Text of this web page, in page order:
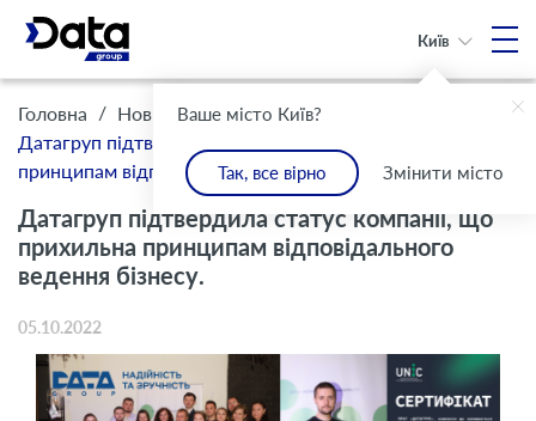
Ваше місто Київ?
Так, все вірно Змінити місто
Київ
Головна / Новини /
Датагруп підтвердила статус компанії, що прихильна
принципам відповідального ведення бізнесу.
Датагруп підтвердила статус компанії, що
прихильна принципам відповідального
ведення бізнесу.
05.10.2022